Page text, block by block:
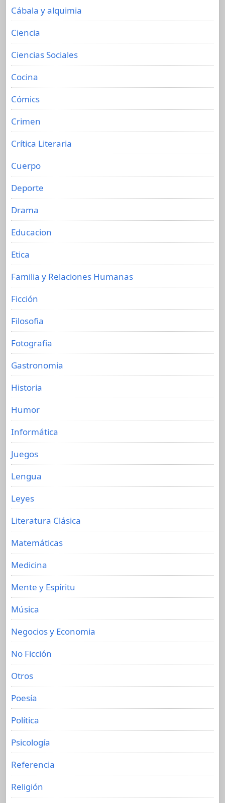
Cábala y alquimia
Ciencia
Ciencias Sociales
Cocina
Cómics
Crimen
Crítica Literaria
Cuerpo
Deporte
Drama
Educacion
Etica
Familia y Relaciones Humanas
Ficción
Filosofia
Fotografia
Gastronomia
Historia
Humor
Informática
Juegos
Lengua
Leyes
Literatura Clásica
Matemáticas
Medicina
Mente y Espíritu
Música
Negocios y Economia
No Ficción
Otros
Poesía
Política
Psicología
Referencia
Religión